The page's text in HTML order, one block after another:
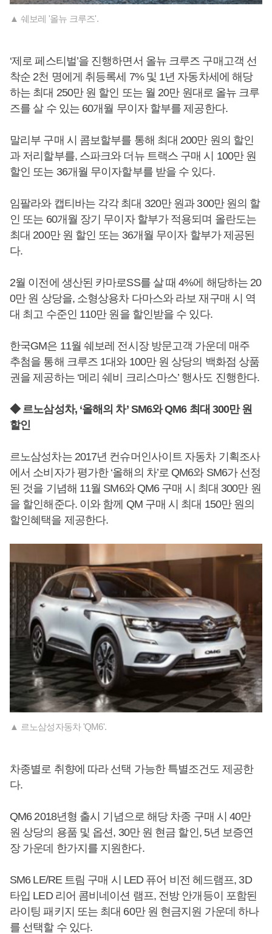
▲ 쉐보레 '올뉴 크루즈'.
‘제로 페스티벌’을 진행하면서 올뉴 크루즈 구매고객 선
착순 2천 명에게 취등록세 7% 및 1년 자동차세에 해당
하는 최대 250만 원 할인 또는 월 20만 원대로 올뉴 크루
즈를 살 수 있는 60개월 무이자 할부를 제공한다.
말리부 구매 시 콤보할부를 통해 최대 200만 원의 할인
과 저리할부를, 스파크와 더뉴 트랙스 구매 시 100만 원
할인 또는 36개월 무이자할부를 받을 수 있다.
임팔라와 캡티바는 각각 최대 320만 원과 300만 원의 할
인 또는 60개월 장기 무이자 할부가 적용되며 올란도는
최대 200만 원 할인 또는 36개월 무이자 할부가 제공된
다.
2월 이전에 생산된 카마로SS를 살 때 4%에 해당하는 20
0만 원 상당을, 소형상용차 다마스와 라보 재구매 시 역
대 최고 수준인 110만 원을 할인받을 수 있다.
한국GM은 11월 쉐보레 전시장 방문고객 가운데 매주
추첨을 통해 크루즈 1대와 100만 원 상당의 백화점 상품
권을 제공하는 ‘메리 쉐비 크리스마스’ 행사도 진행한다.
◆ 르노삼성차, ‘올해의 차’ SM6와 QM6 최대 300만 원
할인
르노삼성차는 2017년 컨슈머인사이트 자동차 기획조사
에서 소비자가 평가한 ‘올해의 차’로 QM6와 SM6가 선정
된 것을 기념해 11월 SM6와 QM6 구매 시 최대 300만 원
을 할인해준다. 이와 함께 QM 구매 시 최대 150만 원의
할인혜택을 제공한다.
▲ 르노삼성자동차 'QM6'.
차종별로 취향에 따라 선택 가능한 특별조건도 제공한
다.
QM6 2018년형 출시 기념으로 해당 차종 구매 시 40만
원 상당의 용품 및 옵션, 30만 원 현금 할인, 5년 보증연
장 가운데 한가지를 지원한다.
SM6 LE/RE 트림 구매 시 LED 퓨어 비전 헤드램프, 3D
타입 LED 리어 콤비네이션 램프, 전방 안개등이 포함된
라이팅 패키지 또는 최대 60만 원 현금지원 가운데 하나
를 선택할 수 있다.